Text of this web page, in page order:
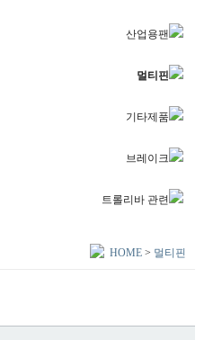
산업용팬
멀티핀
기타제품
브레이크
트롤리바 관련
HOME> 멀티핀